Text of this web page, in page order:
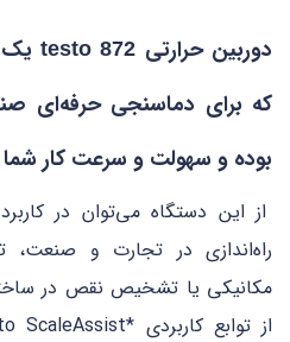
دوربین حرارتی testo 872 یک
که برای دماسنجی حرفه‌ای
بوده و سهولت و سرعت کار
از این دستگاه می‌توان در
راه‌اندازی در تجارت و
مکانیکی یا تشخیص نقص در